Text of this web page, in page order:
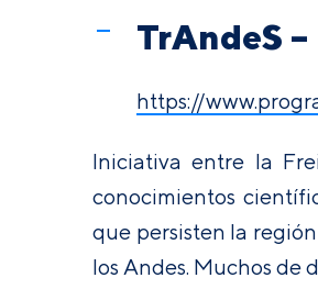
TrAndeS
https://
Iniciativa entre la
conocimientos
que persisten la
los Andes. Muchos de